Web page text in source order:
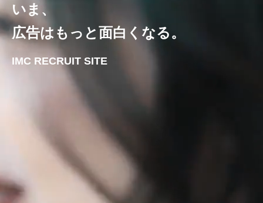
いま、
広告はもっと面白くなる。
IMC RECRUIT SITE